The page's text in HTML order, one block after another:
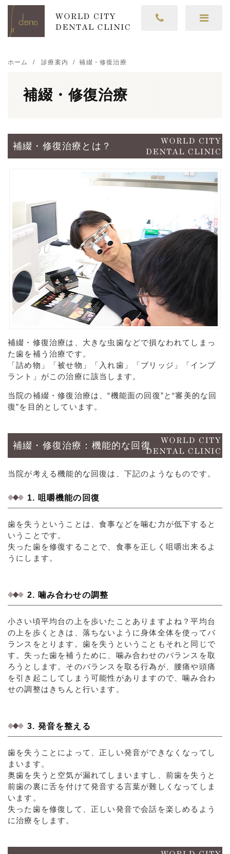
ホーム 診療案内 補綴・修復治療
補綴・修復治療
補綴・修復治療とは？
補綴・修復治療は、大きな虫歯などで損なわれてしまっ
た歯を補う治療です。
「詰め物」「被せ物」「入れ歯」「ブリッジ」「インプ
ラント」がこの治療に該当します。
当院の補綴・修復治療は、“機能面の回復”と“審美的な回
復”を目的としています。
補綴・修復治療：機能的な回復
当院が考える機能的な回復は、下記のようなものです。
1. 咀嚼機能の回復
歯を失うということは、食事などを噛む力が低下すると
いうことです。
失った歯を修復することで、食事を正しく咀嚼出来るよ
うにします。
2. 噛み合わせの調整
小さい頃平均台の上を歩いたことありますよね？平均台
の上を歩くときは、落ちないように身体全体を使ってバ
ランスをとります。歯を失うということもそれと同じで
す。失った歯を補うために、噛み合わせのバランスを取
ろうとします。そのバランスを取る行為が、腰痛や頭痛
を引き起こしてしまう可能性がありますので、噛み合わ
せの調整はきちんと行います。
3. 発音を整える
歯を失うことによって、正しい発音ができなくなってし
まいます。
奥歯を失うと空気が漏れてしまいますし、前歯を失うと
前歯の裏に舌を付けて発音する言葉が難しくなってしま
います。
失った歯を修復して、正しい発音で会話を楽しめるよう
に治療をします。